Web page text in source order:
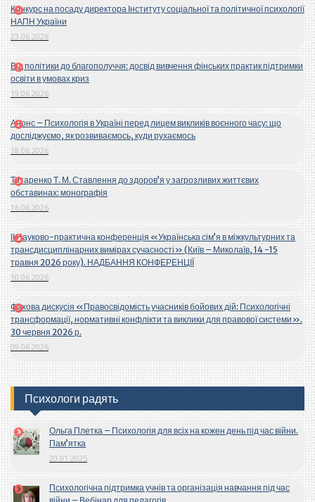
Конкурс на посаду директора Інституту соціальної та політичної психології
НАПН України
23.06.2026
Від політики до благополуччя: досвід вивчення фінських практик підтримки
освіти в умовах криз
19.06.2026
Анонс – Психологія в Україні перед лицем викликів воєнного часу: що
досліджуємо, як розвиваємось, куди рухаємось
18.06.2026
Титаренко Т. М. Ставлення до здоров’я у загрозливих життєвих
обставинах: монографія
16.06.2026
ІІ Науково-практична конференція «Українська сім’я в міжкультурних та
трансдисциплінарних вимірах сучасності» (Київ – Миколаїв, 14 -15
травня 2026 року). НАДБАННЯ КОНФЕРЕНЦІЇ
10.06.2026
Фахова дискусія «Правосвідомість учасників бойових дій: Психологічні
трансформації, нормативні конфлікти та виклики для правової системи».
30 червня 2026 р.
09.06.2026
Психологи радять
Ольга Плетка – Психологія для всіх на кожен день під час війни.
Пам’ятка
20.01.2025
Психологічна підтримка учнів та організація навчання під час